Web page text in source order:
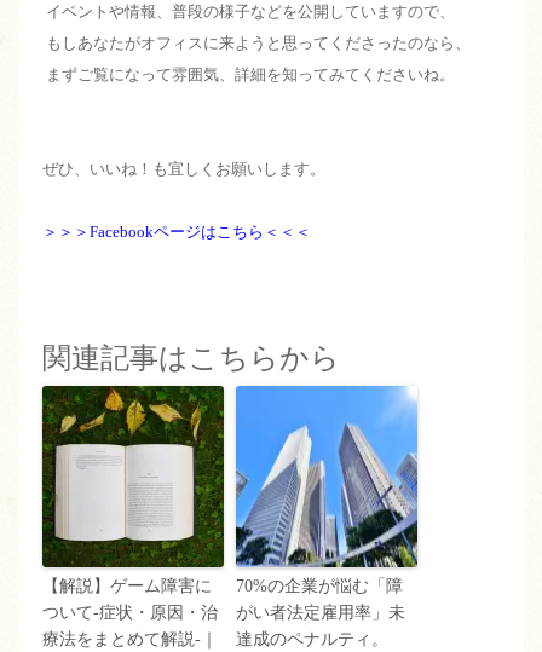
イベントや情報、普段の様子などを公開していますので、
もしあなたがオフィスに来ようと思ってくださったのなら、
まずご覧になって雰囲気、詳細を知ってみてくださいね。
ぜひ、いいね！も宜しくお願いします。
＞＞＞Facebookページはこちら＜＜＜
関連記事はこちらから
【解説】ゲーム障害に
ついて‐症状・原因・治
療法をまとめて解説‐｜
70%の企業が悩む「障
がい者法定雇用率」未
達成のペナルティ。